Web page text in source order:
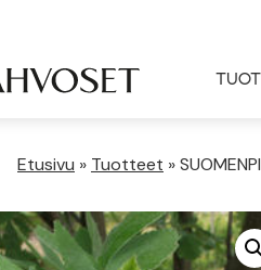
Etusivu » Tuotteet »